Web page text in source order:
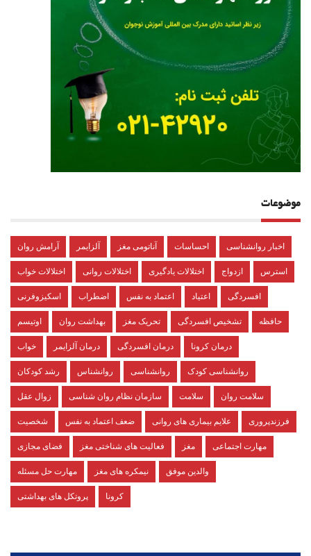
موضوعات
آرامش روان آلزایمر آناتومی مغز احساسات اخبار روانشناسی
اختلالات خواب اختلالات روانی اختلالات یادگیری ازدواج استرس
اسکیزوفرنی اضطراب اعتماد به نفس اعتیاد افسردگی
اوتیسم بهداشت روان تحریک مغز تشخیص افسردگی حافظه
خواب درمان آلزایمر درمان افسردگی درمان کرونا
رشد کودکان روانشناس روانشناسی روانشناسی کودک
زوال عقل سازمان نظام روان شناسی سلامت سلامت روان
شخصیت ضعف اعتماد به نفس علایم بیماری های روانی فرزندپروری
فضای مجازی فعالیت های شناختی مغز مغز مهارت اجتماعی
مهارت حل مسئله نیمکره های مغز والدین موفق
پروتکل های بهداشتی کرونا